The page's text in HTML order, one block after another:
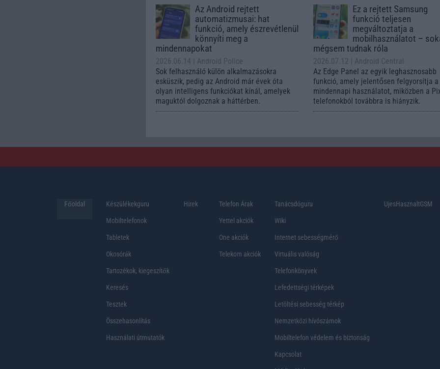
Az Android rejtett
automatizmusai: hat
funkció, amely észrevétlenül
könnyíti meg a
mindennapokat
2026.06.14
| Android Police
Sok felhasználó külön alkalmazásokra
esküszik, pedig az Android már évek óta
olyan intelligens funkciókat kínál, amelyek
maguktól dolgoznak a háttérben.
Ez a rejtett Samsung
funkció teljesen
megváltoztatja a
mobilhasználatot –
mégsem tudnak róla
2026.07.12
| Android Central
Az Edge Panel az egyik leghasznosabb
funkció, amely jelentősen felgyorsítja a
mindennapi használatot, miközben a
telefonokból továbbra is hiányzik.
Főoldal Készülékekguru
Mobiltelefonok
Tabletek
Okosórák
Tartozékok, kiegeszítők
Keresés
Tesztek
Összehasonlítás
Használati útmutatók
Hirek Telefon Árak
Yettel akciók
One akciók
Telekom akciók
Tanácsdóguru
Wiki
Internet sebességmérő
Virtuális valóság
Telefonkönyvek
Lefedettségi térképek
Letöltési sebesség térkép
Nemzetközi hívószámok
Mobiltelefon védelem és biztonság
Kapcsolat
UjesHasznaltGSM